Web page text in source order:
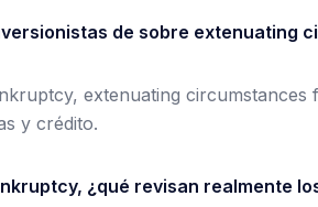
de sobre extenuating
extenuating
y crédito.
¿qué revisan realmente